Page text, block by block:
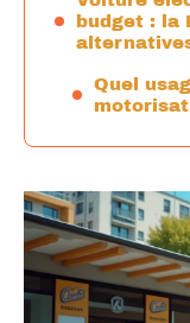
budget : la
Quel